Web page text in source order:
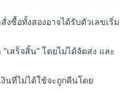
ซื้อทั้งสองอาจได้รับตัวเลขเริ่ม
สร็จสิ้น” โดยไม่ได้จัดส่ง และ
นที่ไม่ได้ใช้จะถูกคืนโดย